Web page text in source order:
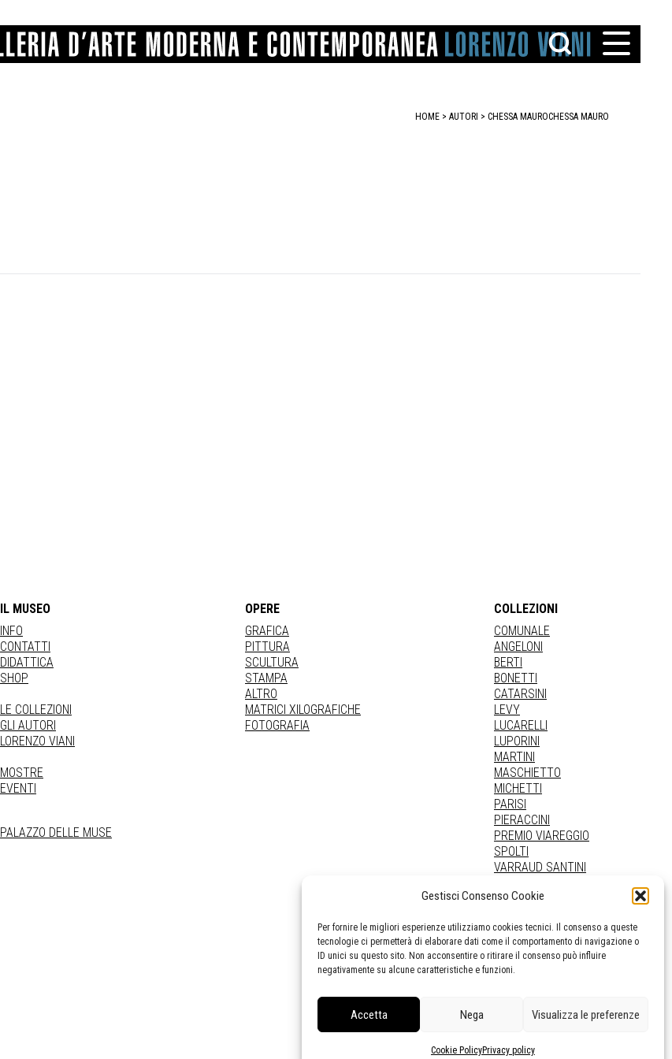
Gestisci Consenso Cookie
Per fornire le migliori esperienze utilizziamo cookies tecnici. Il consenso a queste
tecnologie ci permetterà di elaborare dati come il comportamento di navigazione o
ID unici su questo sito. Non acconsentire o ritirare il consenso può influire
negativamente su alcune caratteristiche e funzioni.
Accetta Nega Visualizza le preferenze
Cookie PolicyPrivacy policy
PROVENIENZE VARIE
HOME > AUTORI > CHESSA MAUROCHESSA MAURO
IL MUSEO
INFO
CONTATTI
DIDATTICA
SHOP
LE COLLEZIONI
GLI AUTORI
LORENZO VIANI
MOSTRE
EVENTI
PALAZZO DELLE MUSE
OPERE
GRAFICA
PITTURA
SCULTURA
STAMPA
ALTRO
MATRICI XILOGRAFICHE
FOTOGRAFIA
COLLEZIONI
COMUNALE
ANGELONI
BERTI
BONETTI
CATARSINI
LEVY
LUCARELLI
LUPORINI
MARTINI
MASCHIETTO
MICHETTI
PARISI
PIERACCINI
PREMIO VIAREGGIO
SPOLTI
VARRAUD SANTINI